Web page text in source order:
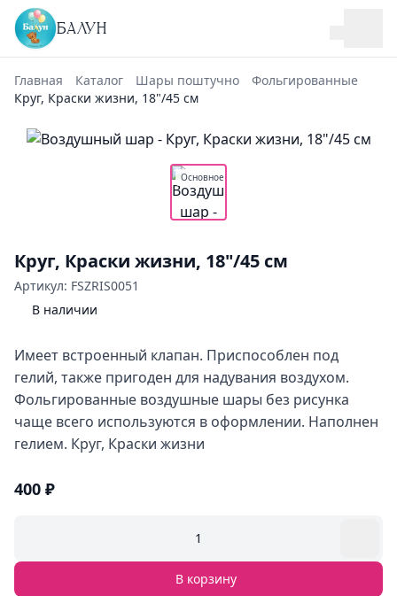
БАЛУН
Главная Каталог Шары поштучно
Фольгированные
Круг, Краски жизни, 18"/45 см
Основное
Круг, Краски жизни, 18"/45 см
Артикул: FSZRIS0051
В наличии
Имеет встроенный клапан. Приспособлен под
гелий, также пригоден для надувания воздухом.
Фольгированные воздушные шары без рисунка
чаще всего используются в оформлении. Наполнен
гелием. Круг, Краски жизни
400 ₽
1
В корзину